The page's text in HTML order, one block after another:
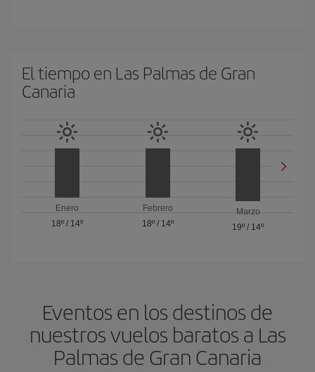
El tiempo en Las Palmas de Gran
Canaria
Enero
18º/ 14º
Febrero
18º/ 14º
Marzo
19º / 14º
Eventos en los destinos de
nuestros vuelos baratos a Las
Palmas de Gran Canaria